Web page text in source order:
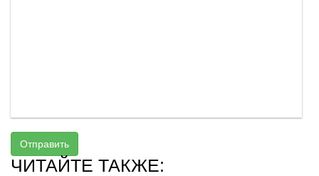
Отправить
ЧИТАЙТЕ ТАКЖЕ: